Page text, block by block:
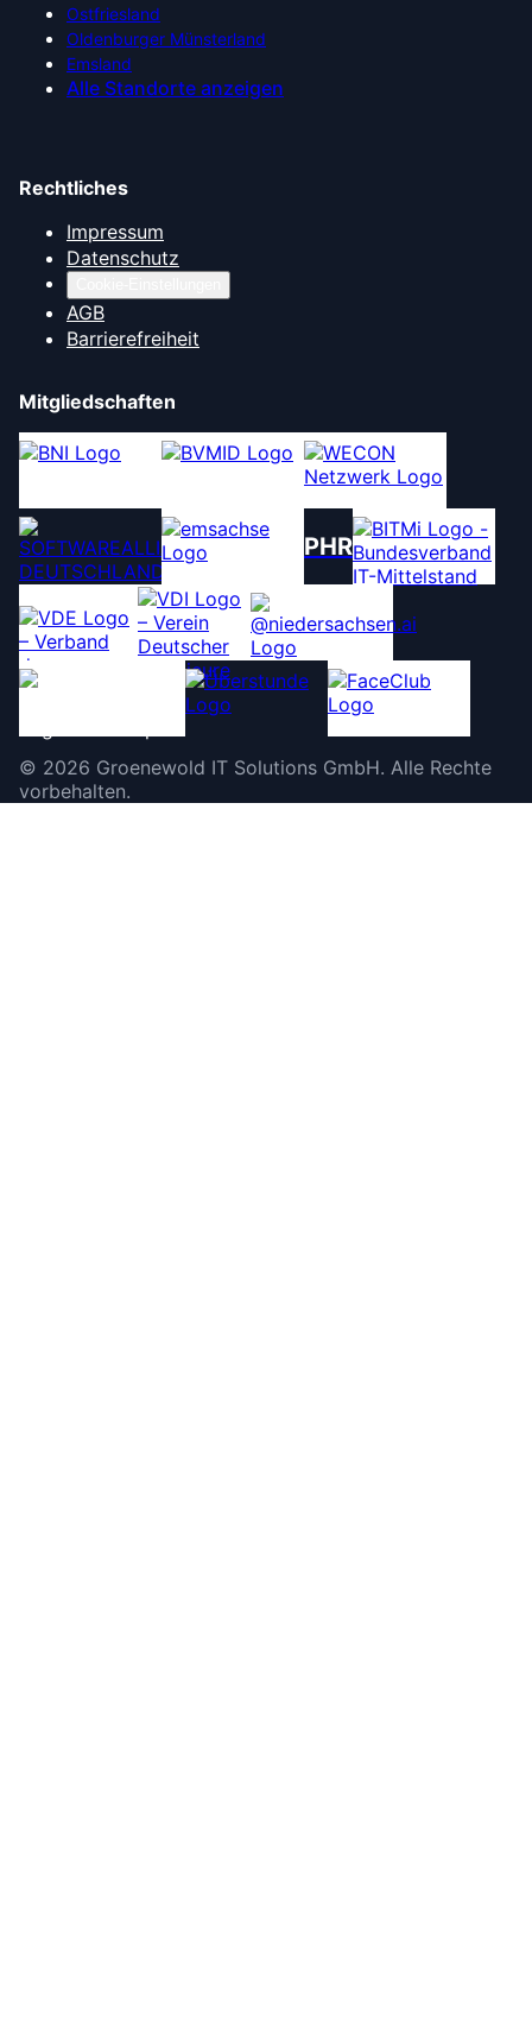
Ostfriesland
Oldenburger Münsterland
Emsland
Alle Standorte anzeigen
Rechtliches
Impressum
Datenschutz
AGB
Barrierefreiheit
Mitgliedschaften
PHR
© 2026 Groenewold IT Solutions GmbH. Alle Rechte
vorbehalten.